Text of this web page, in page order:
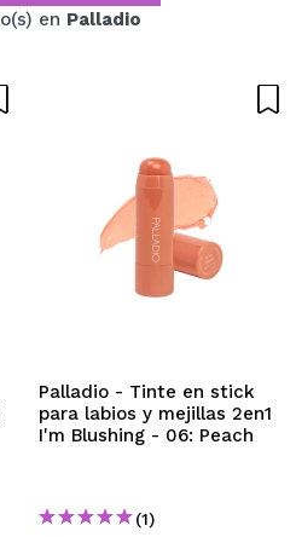
el estado de tus
anteriores.
ALEMAN
en Palladio
Palladio - Tinte en stick
para labios y mejillas 2en1
I'm Blushing - 06: Peach
(1)